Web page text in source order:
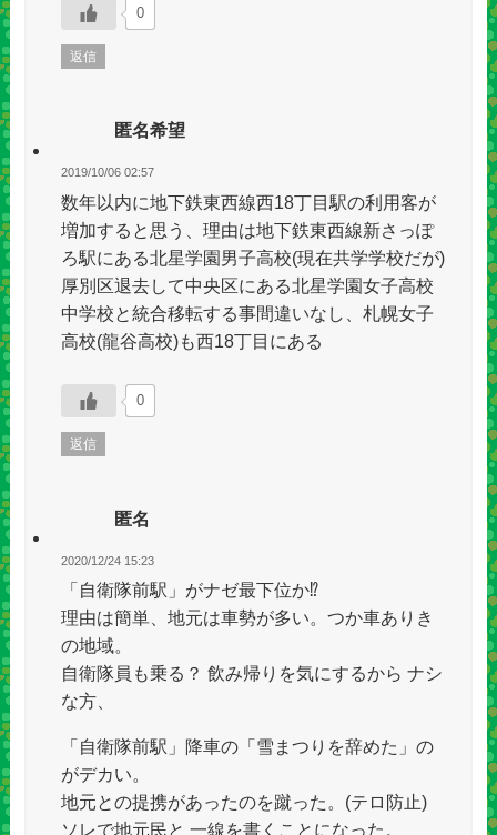
0
返信
匿名希望
2019/10/06 02:57
数年以内に地下鉄東西線西18丁目駅の利用客が
増加すると思う、理由は地下鉄東西線新さっぽ
ろ駅にある北星学園男子高校(現在共学学校だが)
厚別区退去して中央区にある北星学園女子高校
中学校と統合移転する事間違いなし、札幌女子
高校(龍谷高校)も西18丁目にある
0
返信
匿名
2020/12/24 15:23
「自衛隊前駅」がナゼ最下位か⁉︎
理由は簡単、地元は車勢が多い。つか車ありき
の地域。
自衛隊員も乗る？ 飲み帰りを気にするから ナシ
な方、
「自衛隊前駅」降車の「雪まつりを辞めた」の
がデカい。
地元との提携があったのを蹴った。(テロ防止)
ソレで地元民と 一線を書くことになった。